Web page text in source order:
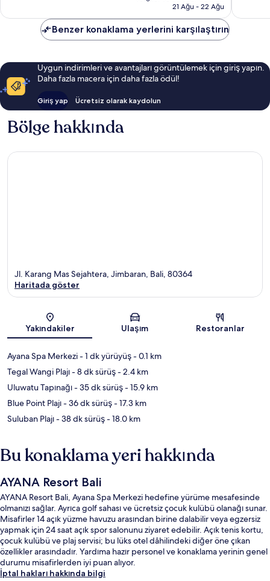
11.197 TL
21 Ağu - 22 Ağu
Benzer konaklama yerlerini karşılaştırın
Uygun indirimleri ve avantajları görüntülemek için giriş yapın.
Daha fazla macera için daha fazla ödül!
Giriş yap Ücretsiz olarak kaydolun
Bölge hakkında
Harita
Jl. Karang Mas Sejahtera, Jimbaran, Bali, 80364
Haritada göster
Yakındakiler Ulaşım Restoranlar
Ayana Spa Merkezi- 1 dk yürüyüş- 0.1 km
Tegal Wangi Plajı- 8 dk sürüş- 2.4 km
Uluwatu Tapınağı- 35 dk sürüş- 15.9 km
Blue Point Plajı- 36 dk sürüş- 17.3 km
Suluban Plajı- 38 dk sürüş- 18.0 km
Bu konaklama yeri hakkında
AYANA Resort Bali
AYANA Resort Bali, Ayana Spa Merkezi hedefine yürüme mesafesinde
olmanızı sağlar. Ayrıca golf sahası ve ücretsiz çocuk kulübü olanağı sunar.
Misafirler 14 açık yüzme havuzu arasından birine dalabilir veya egzersiz
yapmak için 24 saat açık spor salonunu ziyaret edebilir. Açık tenis kortu,
çocuk kulübü ve plaj servisi; bu lüks otel dâhilindeki diğer öne çıkan
özellikler arasındadır. Yardıma hazır personel ve konaklama yerinin genel
durumu misafirlerden iyi puan alıyor.
İptal hakları hakkında bilgi